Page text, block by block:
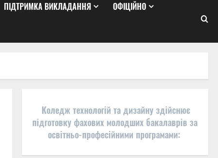
ПІДТРИМКА ВИКЛАДАННЯ ОФІЦІЙНО
Коледж технологій та дизайну здійснює
підготовку фахових молодших бакалаврів за
освітньо-професійними програмами: